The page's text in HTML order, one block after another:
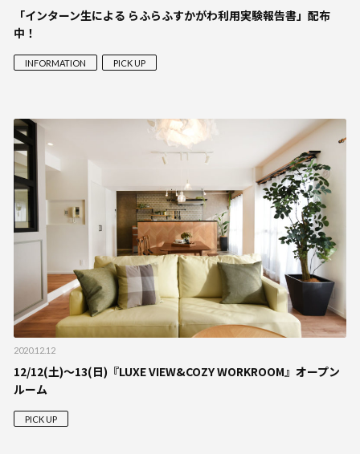
「インターン生による らふらふすかがわ利用実験報告書」配布
中！
INFORMATION PICK UP
2020.12.12
12/12(土)〜13(日)『LUXE VIEW&COZY WORKROOM』オープン
ルーム
PICK UP